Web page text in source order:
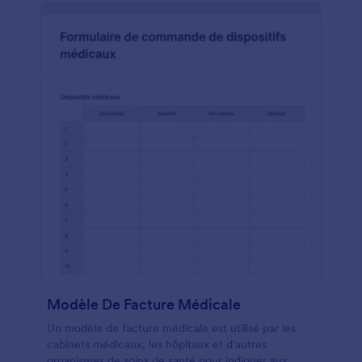
Modèle De Facture Médicale
Un modèle de facture médicale est utilisé par les
cabinets médicaux, les hôpitaux et d'autres